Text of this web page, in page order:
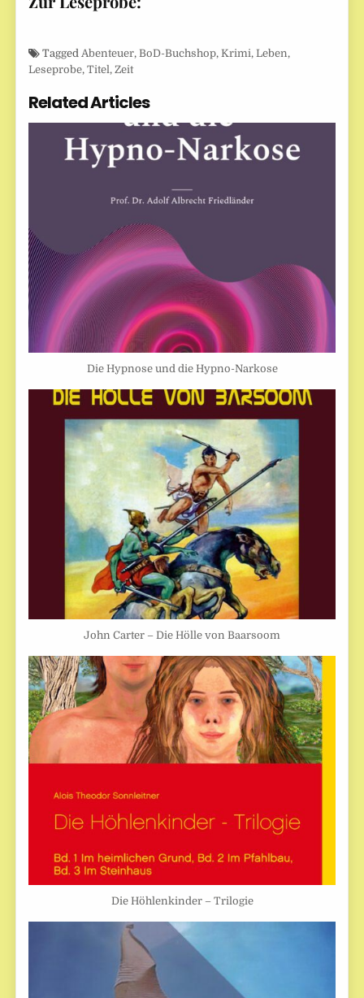
Tagged Abenteuer, BoD-Buchshop,Krimi,Leben,
Leseprobe,Titel , Zeit
Related Articles
Die Hypnose und die Hypno-Narkose
John Carter – Die Hölle von Baarsoom
Die Höhlenkinder – Trilogie